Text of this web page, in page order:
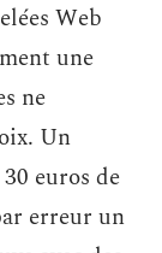
Web
une
ne
Un
euros de
erreur un